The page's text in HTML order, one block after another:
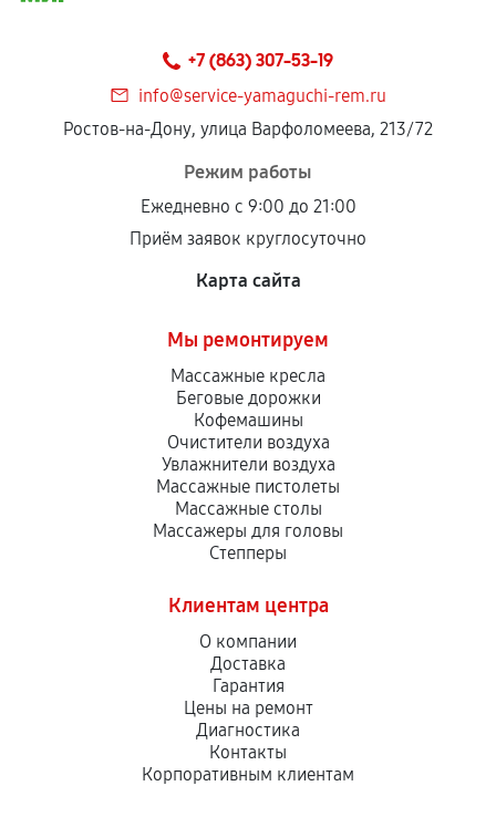
+7 (863) 307-53-19
info@service-yamaguchi-rem.ru
Ростов-на-Дону, улица Варфоломеева, 213/72
Режим работы
Ежедневно с 9:00 до 21:00
Приём заявок круглосуточно
Карта сайта
Мы ремонтируем
Массажные кресла
Беговые дорожки
Кофемашины
Очистители воздуха
Увлажнители воздуха
Массажные пистолеты
Массажные столы
Массажеры для головы
Степперы
Клиентам центра
О компании
Доставка
Гарантия
Цены на ремонт
Диагностика
Контакты
Корпоративным клиентам